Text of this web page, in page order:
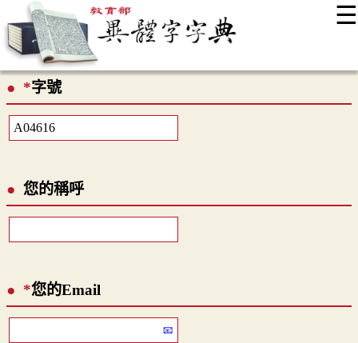
☰
最新消息
*字號
您的稱呼
*您的Email